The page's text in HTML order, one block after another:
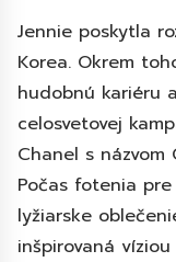
Jennie poskytla
Korea. Okrem
hudobnú kariéru
celosvetovej
Chanel s
Počas fotenia
lyžiarske
inšpirovaná